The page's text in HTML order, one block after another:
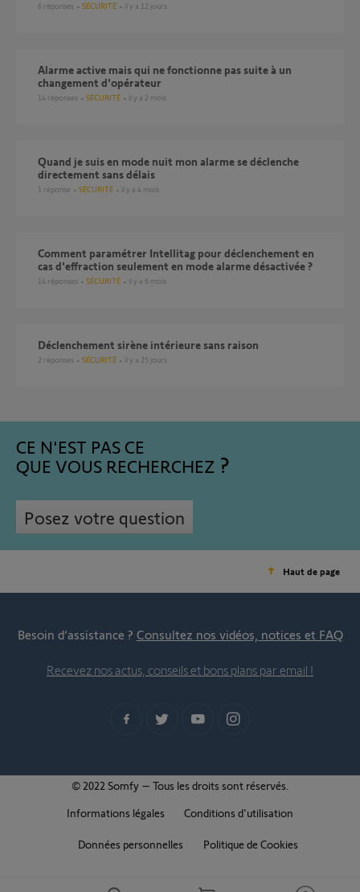
6 réponses SÉCURITÉ il y a 12 jours
Alarme active mais qui ne fonctionne pas suite à un
changement d'opérateur
14 réponses SÉCURITÉ il y a 2 mois
Quand je suis en mode nuit mon alarme se déclenche
directement sans délais
1 réponse SÉCURITÉ il y a 4 mois
Comment paramétrer Intellitag pour déclenchement en
cas d'effraction seulement en mode alarme désactivée ?
14 réponses SÉCURITÉ il y a 6 mois
Déclenchement sirène intérieure sans raison
2 réponses SÉCURITÉ il y a 25 jours
CE N'EST PAS CE
QUE VOUS RECHERCHEZ
Posez votre question
Haut de page
Besoin d’assistance ? Consultez nos vidéos, notices et FAQ
Recevez nos actus, conseils et bons plans par email !
© 2022 Somfy – Tous les droits sont réservés.
Informations légales
Conditions d'utilisation
Données personnelles Politique de Cookies